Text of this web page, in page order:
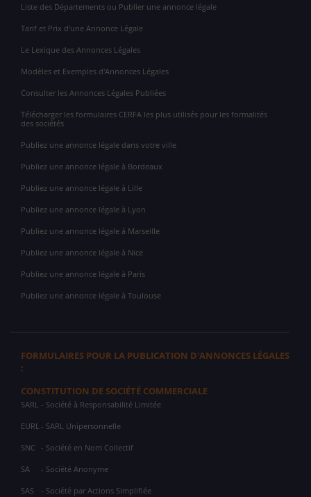
Liste des Départements ou Publier une annonce légale
Tarif et Prix d'une Annonce Légale
Le Lexique des Annonces Légales
Modèles et Exemples d'Annonces Légales
Consulter les Annonces Légales Publiées
Télécharger les formulaires CERFA les plus utilisés pour les formalités
des sociétés
Publiez une annonce légale dans votre ville
Publiez une annonce légale à Bordeaux
Publiez une annonce légale à Lille
Publiez une annonce légale à Lyon
Publiez une annonce légale à Marseille
Publiez une annonce légale à Nice
Publiez une annonce légale à Paris
Publiez une annonce légale à Toulouse
FORMULAIRES POUR LA PUBLICATION D'ANNONCES LÉGALES
:
CONSTITUTION DE SOCIÉTÉ COMMERCIALE
SARL - Société à Responsabilité Limitée
EURL - SARL Unipersonnelle
SNC - Société en Nom Collectif
SA - Société Anonyme
SAS - Société par Actions Simplifiée